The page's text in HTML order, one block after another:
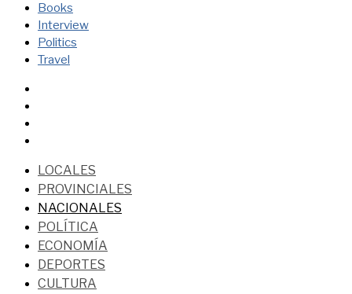
Books
Interview
Politics
Travel
LOCALES
PROVINCIALES
NACIONALES
POLÍTICA
ECONOMÍA
DEPORTES
CULTURA